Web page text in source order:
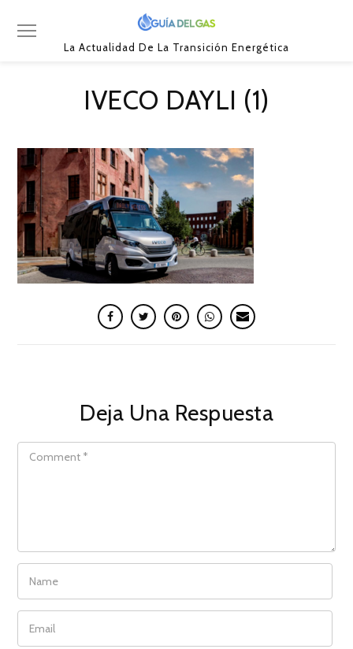
La Actualidad De La Transición Energética
IVECO DAYLI (1)
Deja Una Respuesta
COMMENT
NAME
EMAIL